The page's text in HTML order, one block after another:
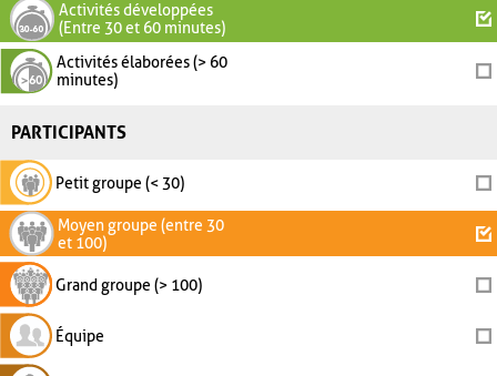
Activités développées
(Entre 30 et 60 minutes)
Activités élaborées (> 60
minutes)
PARTICIPANTS
Petit groupe (< 30)
Moyen groupe (entre 30
et 100)
Grand groupe (> 100)
Équipe